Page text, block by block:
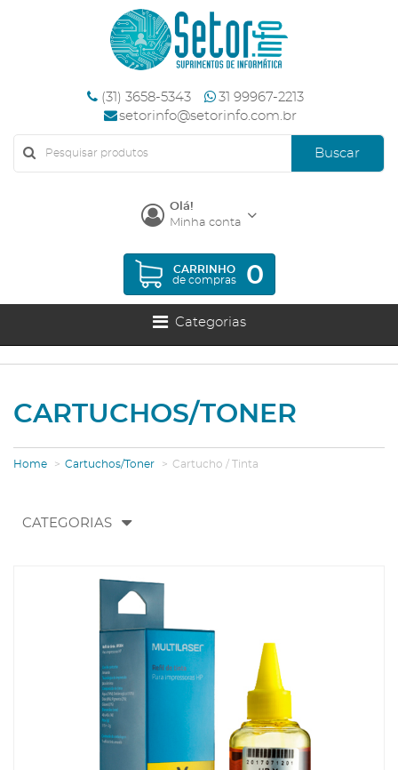
(31) 3658-5343
31 99967-2213
setorinfo@setorinfo.com.br
Buscar
Olá!
Minha conta
CARRINHO
de compras
0
Categorias
CARTUCHOS/TONER
Home Cartuchos/Toner Cartucho / Tinta
Toggle
CATEGORIAS